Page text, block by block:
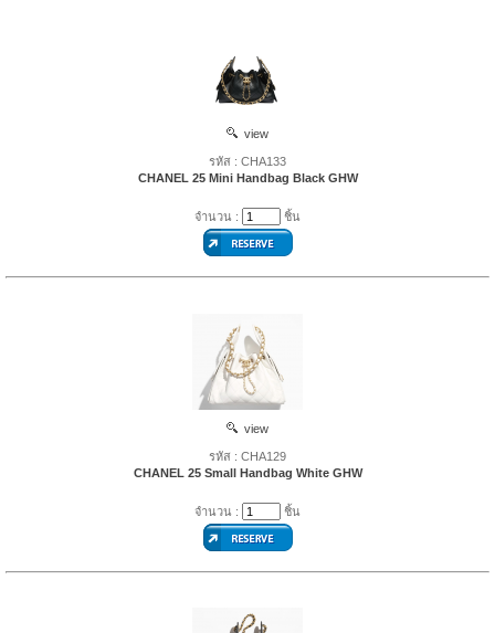
view
รหัส : CHA133
CHANEL 25 Mini Handbag Black GHW
จำนวน : ชิ้น
view
รหัส : CHA129
CHANEL 25 Small Handbag White GHW
จำนวน : ชิ้น